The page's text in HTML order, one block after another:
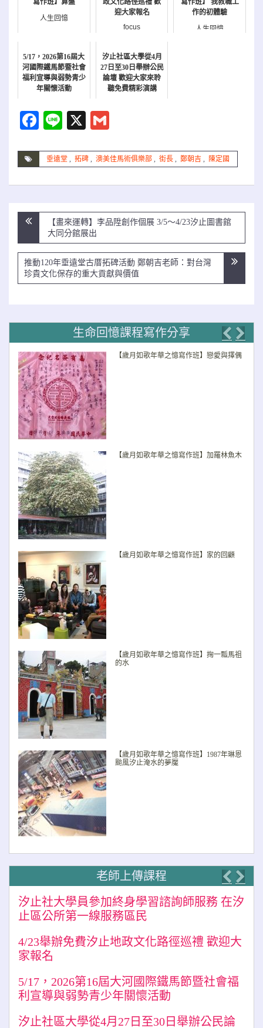
寫作班】算盤
人生回憶
政文化路徑巡禮 歡
迎大家報名
focus
寫作班】 我教職工
作的初體驗
人生回憶
5/17，2026第16屆大
河國際鐵馬節暨社會
福利宣導與弱勢青少
年關懷活動
汐止社區大學從4月
27日至30日舉辦公民
論壇 歡迎大家來聆
聽免費精彩演講
Facebook
LineX
垂遠堂 , 拓碑 , 澳美佳馬術俱樂部 , 街長 , 鄭朝吉 , 陳定國
文
導
覽
【畫來運轉】李品陞創作個展 3/5～4/23汐止圖書館
大同分館展出
推動120年垂遠堂古厝拓碑活動 鄭朝吉老師：對台灣
珍貴文化保存的重大貢獻與價值
生命回憶課程寫作分享
【歲月如歌年華之憶寫作班】戀愛與擇偶
【歲月如歌年華之憶寫作班】加羅林魚木
【歲月如歌年華之憶寫作班】家的回顧
【歲月如歌年華之憶寫作班】掬一瓢馬祖
的水
【歲月如歌年華之憶寫作班】1987年琳恩
颱風汐止淹水的夢魘
老師上傳課程
汐止社大學員參加終身學習諮詢師服務 在汐
止區公所第一線服務區民
4/23舉辦免費汐止地政文化路徑巡禮 歡迎大
家報名
5/17，2026第16屆大河國際鐵馬節暨社會福
利宣導與弱勢青少年關懷活動
汐止社區大學從4月27日至30日舉辦公民論